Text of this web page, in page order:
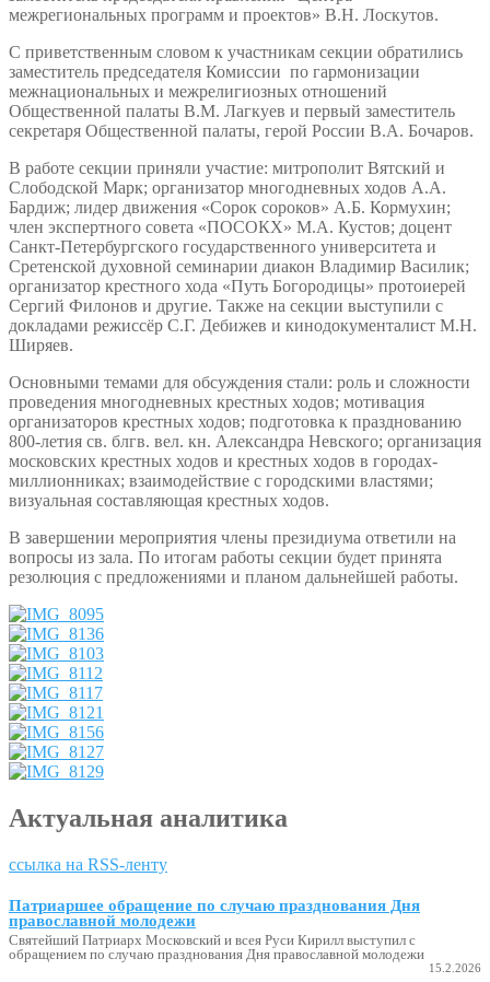
межрегиональных программ и проектов» В.Н. Лоскутов.
С приветственным словом к участникам секции обратились
заместитель председателя Комиссии по гармонизации
межнациональных и межрелигиозных отношений
Общественной палаты В.М. Лагкуев и первый заместитель
секретаря Общественной палаты, герой России В.А. Бочаров.
В работе секции приняли участие: митрополит Вятский и
Слободской Марк; организатор многодневных ходов А.А.
Бардиж; лидер движения «Сорок сороков» А.Б. Кормухин;
член экспертного совета «ПОСОКХ» М.А. Кустов; доцент
Санкт-Петербургского государственного университета и
Сретенской духовной семинарии диакон Владимир Василик;
организатор крестного хода «Путь Богородицы» протоиерей
Сергий Филонов и другие. Также на секции выступили с
докладами режиссёр С.Г. Дебижев и кинодокументалист М.Н.
Ширяев.
Основными темами для обсуждения стали: роль и сложности
проведения многодневных крестных ходов; мотивация
организаторов крестных ходов; подготовка к празднованию
800-летия св. блгв. вел. кн. Александра Невского; организация
московских крестных ходов и крестных ходов в городах-
миллионниках; взаимодействие с городскими властями;
визуальная составляющая крестных ходов.
В завершении мероприятия члены президиума ответили на
вопросы из зала. По итогам работы секции будет принята
резолюция с предложениями и планом дальнейшей работы.
Актуальная аналитика
ссылка на RSS-ленту
Патриаршее обращение по случаю празднования Дня
православной молодежи
Святейший Патриарх Московский и всея Руси Кирилл выступил с
обращением по случаю празднования Дня православной молодежи
15.2.2026